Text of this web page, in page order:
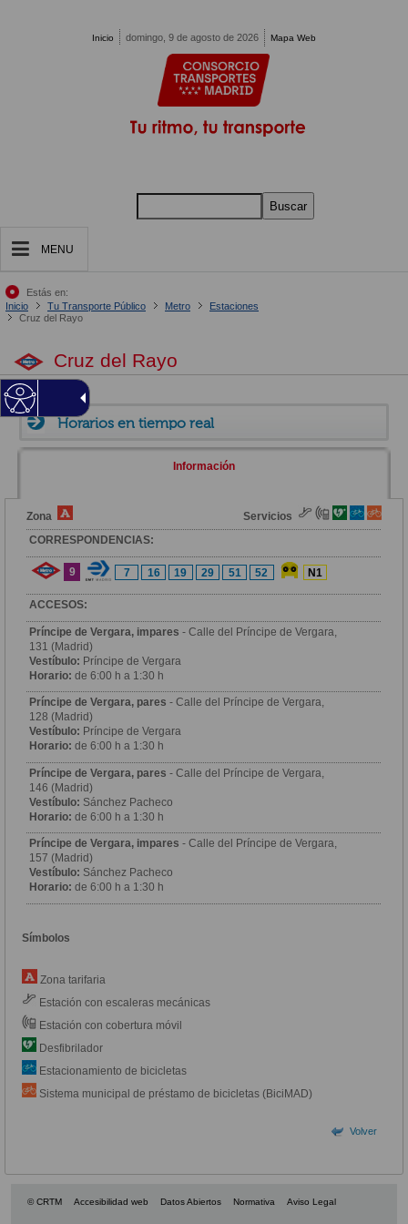
Inicio domingo, 9 de agosto de 2026 Mapa Web
Buscar
MENU
Estás en:
Inicio
Tu Transporte Público Metro
Estaciones
Cruz del Rayo
Cruz del Rayo
Horarios en tiempo real
Información
Zona
Servicios
CORRESPONDENCIAS:
9 7 16 19 29 51 52 N1
ACCESOS:
Príncipe de Vergara, impares - Calle del Príncipe de Vergara,
131 (Madrid)
Vestíbulo: Príncipe de Vergara
Horario: de 6:00 h a 1:30 h
Príncipe de Vergara, pares - Calle del Príncipe de Vergara,
128 (Madrid)
Vestíbulo: Príncipe de Vergara
Horario: de 6:00 h a 1:30 h
Príncipe de Vergara, pares - Calle del Príncipe de Vergara,
146 (Madrid)
Vestíbulo: Sánchez Pacheco
Horario: de 6:00 h a 1:30 h
Príncipe de Vergara, impares - Calle del Príncipe de Vergara,
157 (Madrid)
Vestíbulo: Sánchez Pacheco
Horario: de 6:00 h a 1:30 h
Símbolos
Zona tarifaria
Estación con escaleras mecánicas
Estación con cobertura móvil
Desfibrilador
Estacionamiento de bicicletas
Sistema municipal de préstamo de bicicletas (BiciMAD)
Volver
© CRTM Accesibilidad web Datos Abiertos Normativa Aviso Legal